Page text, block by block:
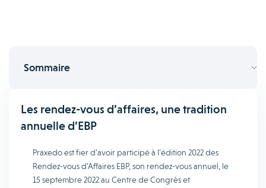
Sommaire
Les rendez-vous d’affaires, une tradition
annuelle d’EBP
Praxedo est fier d’avoir participé à l’édition 2022 des
Rendez-vous d’Affaires EBP, son rendez-vous annuel, le
15 septembre 2022 au Centre de Congrès et